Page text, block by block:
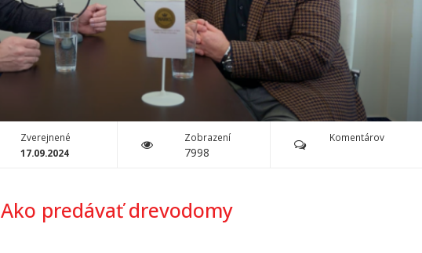
Zverejnené
17.09.2024
Zobrazení
7998
Komentárov
Ako predávať drevodomy